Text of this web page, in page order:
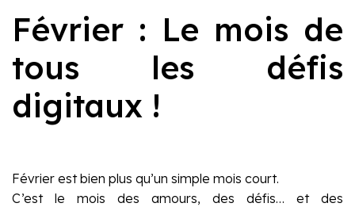
Février : Le mois de
tous les défis
digitaux !
Février est bien plus qu’un simple mois court.
C’est le mois des amours, des défis… et des